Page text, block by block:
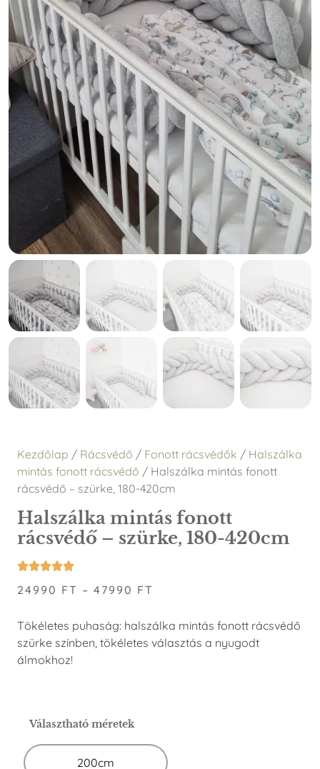
Kezdőlap / Rácsvédő / Fonott rácsvédők / Halszálka
mintás fonott rácsvédő / Halszálka mintás fonott
rácsvédő – szürke, 180-420cm
Halszálka mintás fonott
rácsvédő – szürke, 180-420cm
24990 FT – 47990 FT
Tökéletes puhaság: halszálka mintás fonott rácsvédő
szürke színben, tökéletes választás a nyugodt
álmokhoz!
Választható méretek
200cm